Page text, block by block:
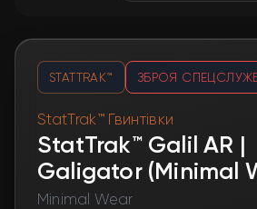
STATTRAK™ ЗБРОЯ
StatTrak™ Гвинтівки
StatTrak™ Galil AR |
Galigator (Minimal
Minimal Wear